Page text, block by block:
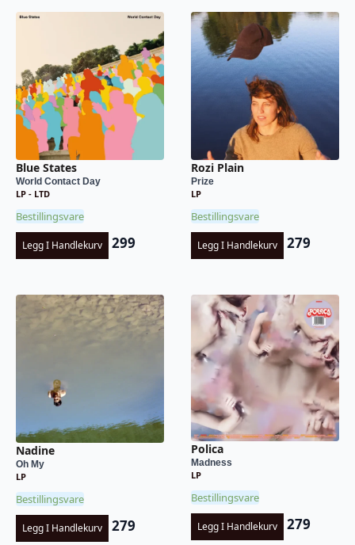
Blue States
World Contact Day
LP - LTD
Bestillingsvare
Legg I Handlekurv 299
Rozi Plain
Prize
LP
Bestillingsvare
Legg I Handlekurv 279
Nadine
Oh My
LP
Bestillingsvare
Legg I Handlekurv 279
Polica
Madness
LP
Bestillingsvare
Legg I Handlekurv 279